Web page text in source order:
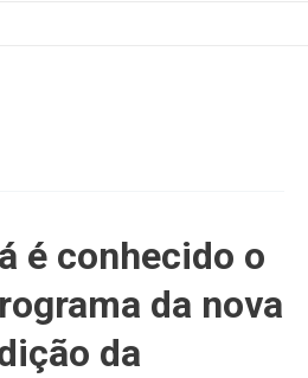
é conhecido o
da nova
da